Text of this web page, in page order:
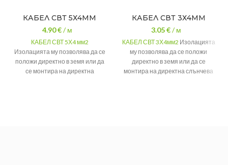
КАБЕЛ СВТ 5Х4ММ
4.90€ / м
КАБЕЛ СВТ 5Х4 мм2
Изолацията му позволява да се
положи директно в земя или да
се монтира на директна
КАБЕЛ СВТ 3Х4ММ
3.05€ / м
КАБЕЛ СВТ 3Х4мм2 Изолацията
му позволява да се положи
директно в земя или да се
монтира на директна слънчева